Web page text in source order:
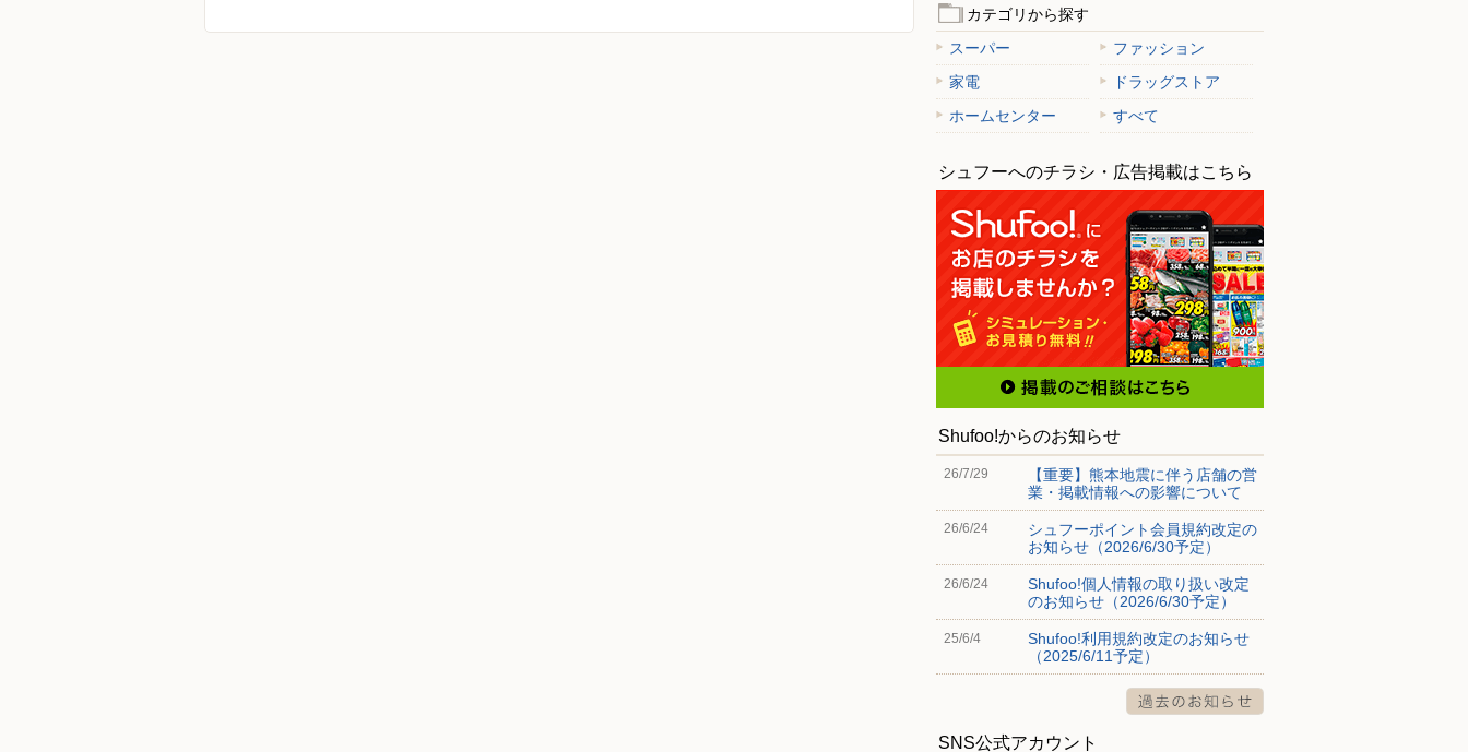
カテゴリから探す
スーパー
ファッション
家電
ドラッグストア
ホームセンター
すべて
シュフーへのチラシ・広告掲載はこちら
Shufoo!からのお知らせ
26/7/29
【重要】熊本地震に伴う店舗の営
業・掲載情報への影響について
26/6/24
シュフーポイント会員規約改定の
お知らせ（2026/6/30予定）
26/6/24
Shufoo!個人情報の取り扱い改定
のお知らせ（2026/6/30予定）
25/6/4
Shufoo!利用規約改定のお知らせ
（2025/6/11予定）
SNS公式アカウント